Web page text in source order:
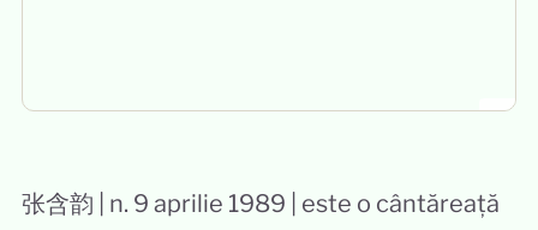
张含韵 | n. 9 aprilie 1989 | este o cântăreață